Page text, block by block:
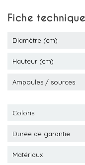
Fiche technique
Diamètre (cm)
Hauteur (cm)
Ampoules / sources
Coloris
Durée de garantie
Matériaux